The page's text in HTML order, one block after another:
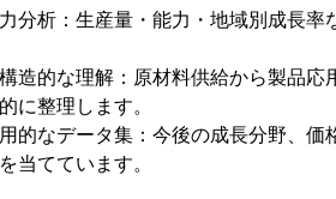
分析：生産量・能力・地域別成長率
造的な理解：原材料供給から製品応
に整理します。
的なデータ集：今後の成長分野、価
当てています。